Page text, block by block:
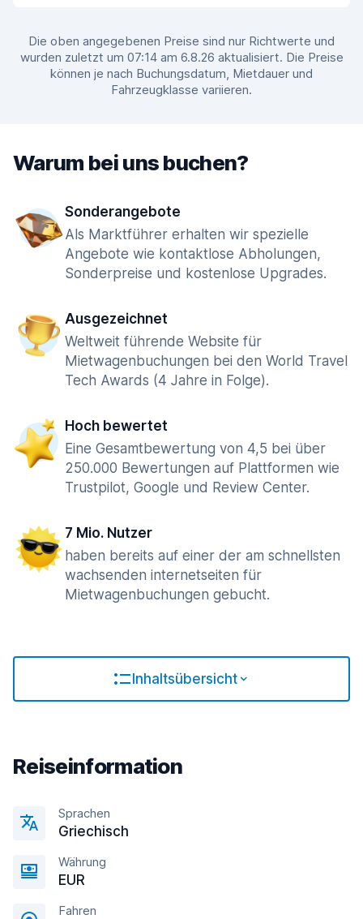
Die oben angegebenen Preise sind nur Richtwerte und
wurden zuletzt um 07:14 am 6.8.26 aktualisiert. Die Preise
können je nach Buchungsdatum, Mietdauer und
Fahrzeugklasse variieren.
Warum bei uns buchen?
Sonderangebote
Als Marktführer erhalten wir spezielle
Angebote wie kontaktlose Abholungen,
Sonderpreise und kostenlose Upgrades.
Ausgezeichnet
Weltweit führende Website für
Mietwagenbuchungen bei den World Travel
Tech Awards (4 Jahre in Folge).
Hoch bewertet
Eine Gesamtbewertung von 4,5 bei über
250.000 Bewertungen auf Plattformen wie
Trustpilot, Google und Review Center.
7 Mio. Nutzer
haben bereits auf einer der am schnellsten
wachsenden internetseiten für
Mietwagenbuchungen gebucht.
Inhaltsübersicht
Reiseinformation
Sprachen
Griechisch
Währung
EUR
Fahren